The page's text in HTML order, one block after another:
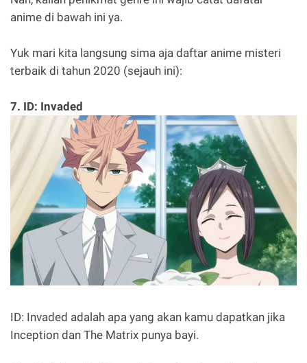
anime di bawah ini ya.
Yuk mari kita langsung sima aja daftar anime misteri
terbaik di tahun 2020 (sejauh ini):
7. ID: Invaded
ID: Invaded adalah apa yang akan kamu dapatkan jika
Inception dan The Matrix punya bayi.